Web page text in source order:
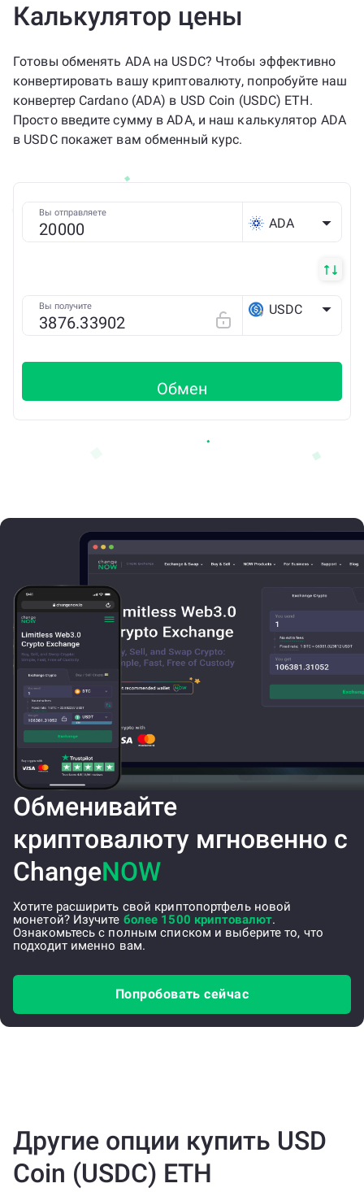
Калькулятор цены
Готовы обменять ADA на USDC? Чтобы эффективно
конвертировать вашу криптовалюту, попробуйте наш
конвертер Cardano (ADA) в USD Coin (USDC) ETH.
Просто введите сумму в ADA, и наш калькулятор ADA
в USDC покажет вам обменный курс.
Вы отправляете
ADA
Вы получите USDC
Обмен
Обменивайте
криптовалюту мгновенно с
ChangeNOW
Хотите расширить свой криптопортфель новой
монетой? Изучите более 1500 криптовалют.
Ознакомьтесь с полным списком и выберите то, что
подходит именно вам.
Попробовать сейчас
Другие опции купить USD
Coin (USDC) ETH